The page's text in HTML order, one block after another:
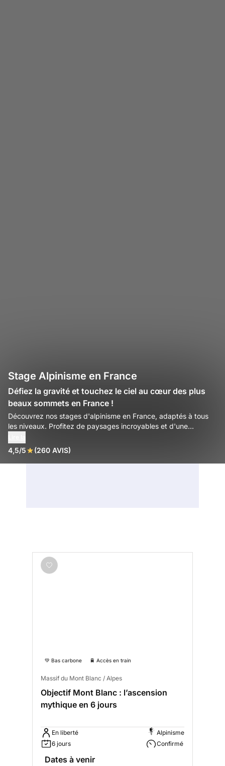
Stage Alpinisme en France
Défiez la gravité et touchez le ciel au cœur des plus
beaux sommets en France !
Découvrez nos stages d'alpinisme en France, adaptés à tous
les niveaux. Profitez de paysages incroyables et d'une
4,5/5 (260 AVIS)
💚 Bas carbone 🚆 Accès en train
Massif du Mont Blanc / Alpes
Objectif Mont Blanc : l’ascension
mythique en 6 jours
En liberté
6 jours
Alpinisme
Confirmé
Dates à venir